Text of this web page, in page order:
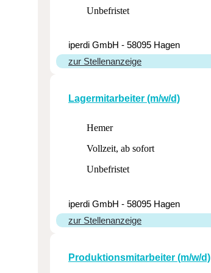
Unbefristet
iperdi GmbH - 58095 Hagen
zur Stellenanzeige
Lager­mit­ar­beiter (m/w/d)
Hemer
Vollzeit, ab sofort
Unbefristet
iperdi GmbH - 58095 Hagen
zur Stellenanzeige
Produk­ti­ons­mit­ar­beiter (m/w/d)